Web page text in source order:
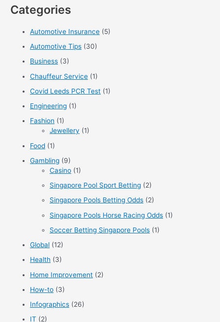
à
la
a
Categories
Automotive Insurance (5)
Automotive Tips (30)
Business (3)
Chauffeur Service (1)
Covid Leeds PCR Test (1)
Engineering (1)
Fashion (1)
Jewellery (1)
Food (1)
Gambling (9)
Casino (1)
Singapore Pool Sport Betting (2)
Singapore Pools Betting Odds (2)
Singapore Pools Horse Racing Odds (1)
Soccer Betting Singapore Pools (1)
Global (12)
Health (3)
Home Improvement (2)
How-to (3)
Infographics (26)
IT (2)